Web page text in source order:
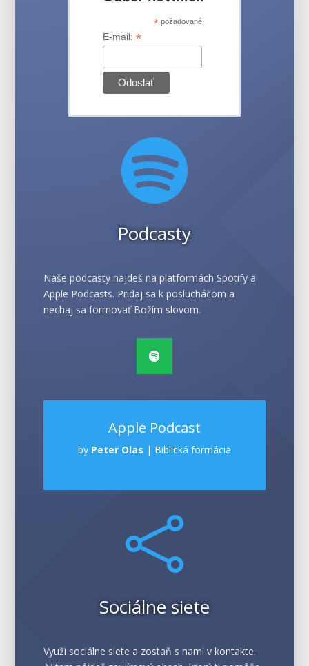
*požadované
E-mail: *

Podcasty
Naše podcasty najdeš na platformách Spotify a
Apple Podcasts. Pridaj sa k poslucháčom a
nechaj sa formovať Božím slovom.
Apple Podcast
by Peter Olas | Biblická formácia

Sociálne siete
Využi sociálne siete a zostaň s nami v kontakte.